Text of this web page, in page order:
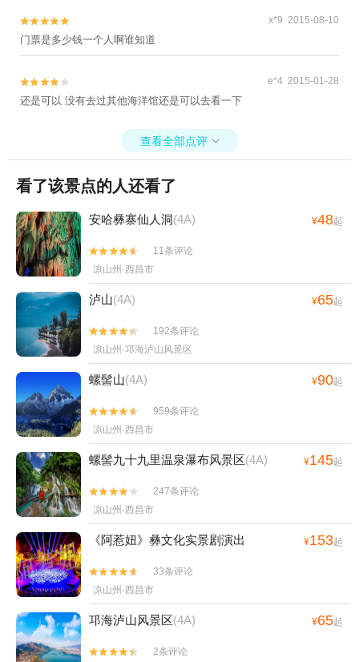

 x*9 2015-08-10
门票是多少钱一个人啊谁知道

 e*4 2015-01-28
还是可以 没有去过其他海洋馆还是可以去看一下
查看全部点评 
看了该景点的人还看了
安哈彝寨仙人洞(4A) ¥48起


11条评论
凉山州·西昌市
泸山(4A) ¥65起


192条评论
凉山州·邛海泸山风景区
螺髻山(4A) ¥90起


959条评论
凉山州·西昌市
螺髻九十九里温泉瀑布风景区(4A) ¥145起


247条评论
凉山州·西昌市
《阿惹妞》彝文化实景剧演出 ¥153起


33条评论
凉山州·西昌市
邛海泸山风景区(4A) ¥65起

 2条评论